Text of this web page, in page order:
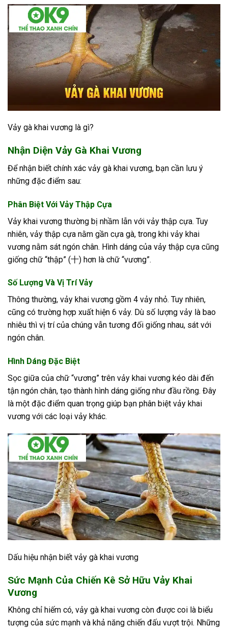
Vảy gà khai vương là gì?
Nhận Diện Vảy Gà Khai Vương
Để nhận biết chính xác vảy gà khai vương, bạn cần lưu ý
những đặc điểm sau:
Phân Biệt Với Vảy Thập Cựa
Vảy khai vương thường bị nhầm lẫn với vảy thập cựa. Tuy
nhiên, vảy thập cựa nằm gần cựa gà, trong khi vảy khai
vương nằm sát ngón chân. Hình dáng của vảy thập cựa cũng
giống chữ “thập” (十) hơn là chữ “vương”.
Số Lượng Và Vị Trí Vảy
Thông thường, vảy khai vương gồm 4 vảy nhỏ. Tuy nhiên,
cũng có trường hợp xuất hiện 6 vảy. Dù số lượng vảy là bao
nhiêu thì vị trí của chúng vẫn tương đối giống nhau, sát với
ngón chân.
Hình Dáng Đặc Biệt
Sọc giữa của chữ “vương” trên vảy khai vương kéo dài đến
tận ngón chân, tạo thành hình dáng giống như đầu rồng. Đây
là một đặc điểm quan trọng giúp bạn phân biệt vảy khai
vương với các loại vảy khác.
Dấu hiệu nhận biết vảy gà khai vương
Sức Mạnh Của Chiến Kê Sở Hữu Vảy Khai
Vương
Không chỉ hiếm có, vảy gà khai vương còn được coi là biểu
tượng của sức mạnh và khả năng chiến đấu vượt trội. Những